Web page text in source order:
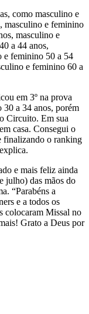
como masculino e
masculino e feminino
masculino e
a 44 anos,
e feminino 50 a 54
e feminino 60 a
em 3º na prova
a 34 anos, porém
Circuito. Em sua
casa. Consegui o
finalizando o ranking
e mais feliz ainda
julho) das mãos do
“Parabéns a
e a todos os
colocaram Missal no
Grato a Deus por